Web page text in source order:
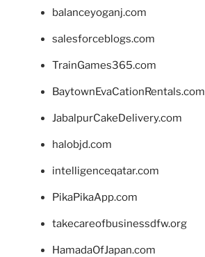
balanceyoganj.com
salesforceblogs.com
TrainGames365.com
BaytownEvaCationRentals.com
JabalpurCakeDelivery.com
halobjd.com
intelligenceqatar.com
PikaPikaApp.com
takecareofbusinessdfw.org
HamadaOfJapan.com